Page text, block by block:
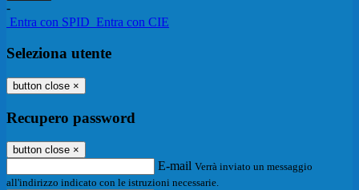
-
Entra con SPID Entra con CIE
Seleziona utente
button close ×
Recupero password
button close ×
E-mail Verrà inviato un messaggio
all'indirizzo indicato con le istruzioni necessarie.